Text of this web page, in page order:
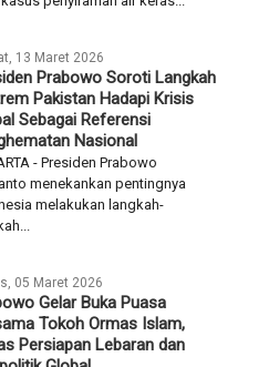
13 Maret 2026
Prabowo Soroti Langkah
Pakistan Hadapi Krisis
Sebagai Referensi
Nasional
- Presiden Prabowo
menekankan pentingnya
melakukan langkah-
05 Maret 2026
Gelar Buka Puasa
Tokoh Ormas Islam,
Persiapan Lebaran dan